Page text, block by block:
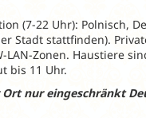
(7-22 Uhr): Polnisch,
Stadt stattfinden).
LAN-Zonen. Haustiere
bis 11 Uhr.
nur eingeschränkt